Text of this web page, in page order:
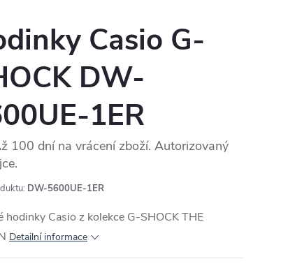
Casio G-
DW-
1ER
100 dní na vrácení zboží. Autorizovaný
DW-5600UE-1ER
hodinky Casio z kolekce G-SHOCK THE
Detailní informace